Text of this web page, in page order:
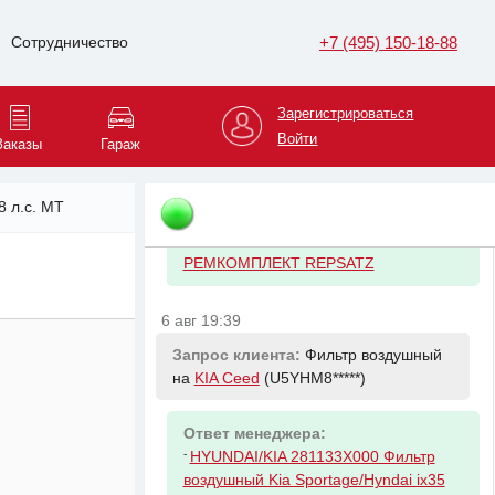
Сотрудничество +7 (495) 150-18-88
Гараж
Зарегистрироваться
Войти
л.с. MT
Запрос клиента:Опора кардана с
подшипником наMercedes-Benz 190
Ответ менеджера:
РЕМКОМПЛЕКТ REPSATZ
6 авг 19:39
Запрос клиента: Фильтр воздушный
на KIA Ceed (U5YHM8*****)
Ответ менеджера:
- HYUNDAI/KIA 281133X000 Фильтр
воздушный Kia Sportage/Hyndai ix35